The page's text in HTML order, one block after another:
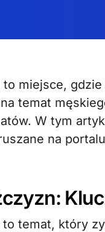
temat
W tym
na
temat, który